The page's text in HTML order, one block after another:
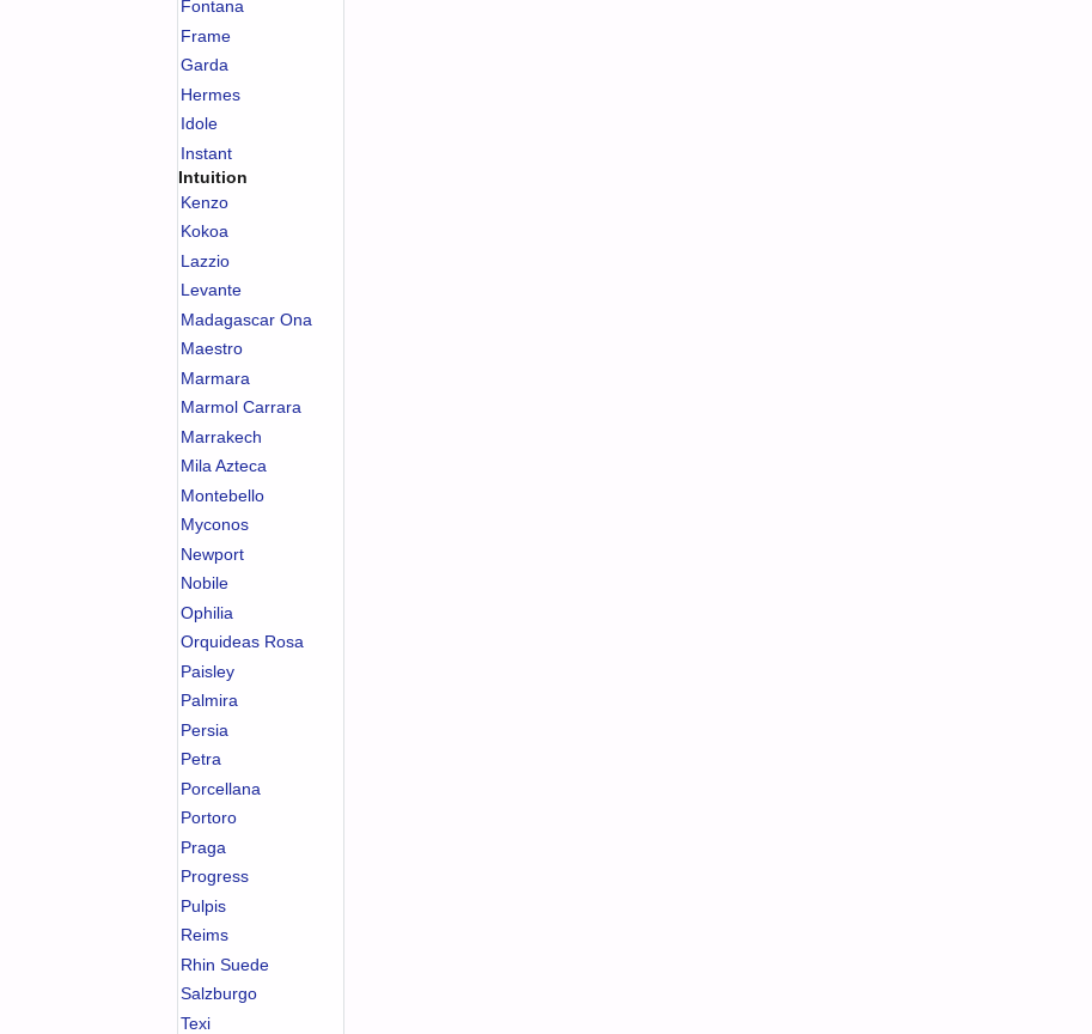
Fontana
Frame
Garda
Hermes
Idole
Instant
Intuition
Kenzo
Kokoa
Lazzio
Levante
Madagascar Ona
Maestro
Marmara
Marmol Carrara
Marrakech
Mila Azteca
Montebello
Myconos
Newport
Nobile
Ophilia
Orquideas Rosa
Paisley
Palmira
Persia
Petra
Porcellana
Portoro
Praga
Progress
Pulpis
Reims
Rhin Suede
Salzburgo
Texi